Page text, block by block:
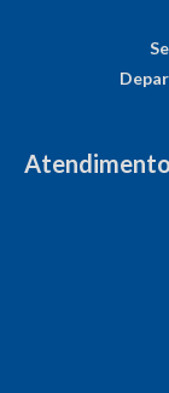
Atendimento